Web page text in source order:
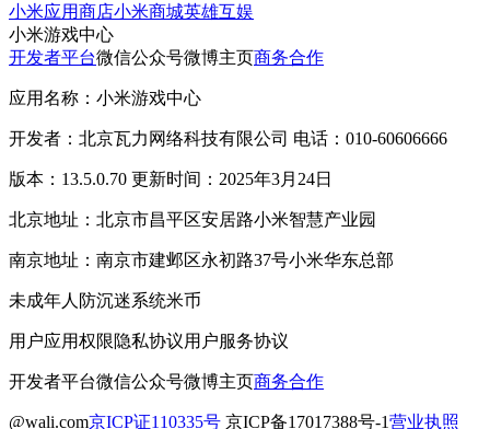
小米应用商店小米商城英雄互娱
小米游戏中心
开发者平台微信公众号微博主页商务合作
应用名称：小米游戏中心
开发者：北京瓦力网络科技有限公司 电话：010-60606666
版本：13.5.0.70 更新时间：2025年3月24日
北京地址：北京市昌平区安居路小米智慧产业园
南京地址：南京市建邺区永初路37号小米华东总部
未成年人防沉迷系统米币
用户应用权限隐私协议用户服务协议
开发者平台微信公众号微博主页商务合作
@wali.com京ICP证110335号 京ICP备17017388号-1营业执照